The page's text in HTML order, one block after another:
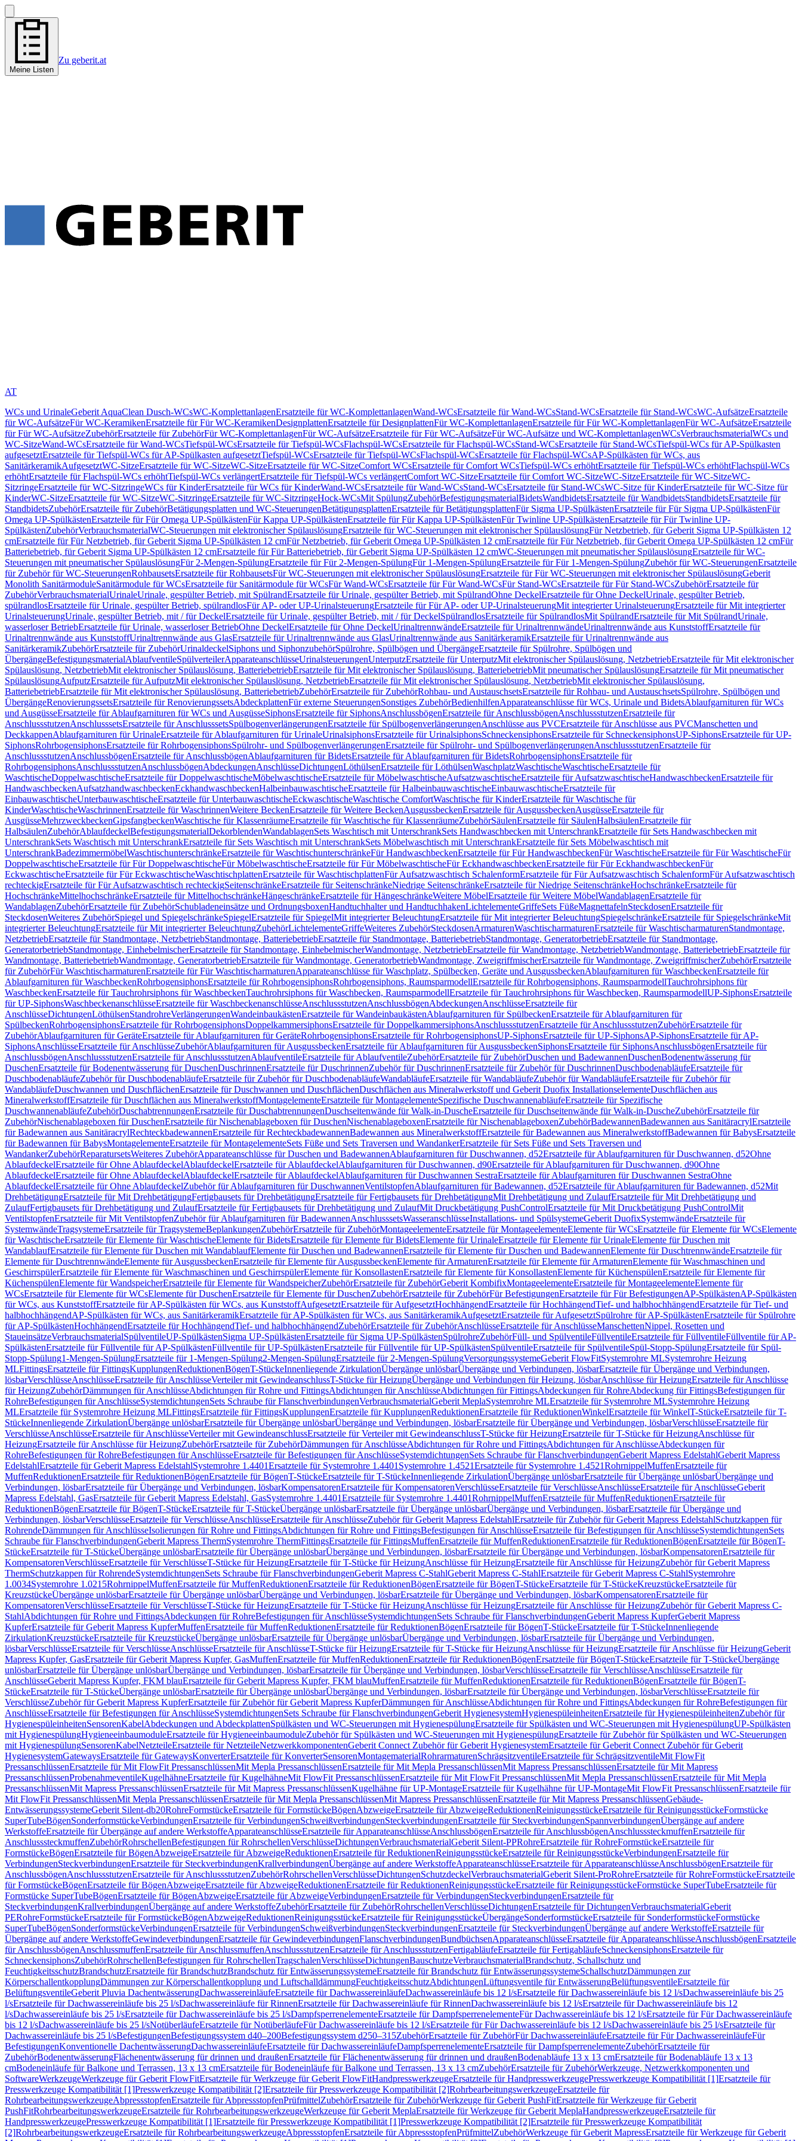
Meine Listen
Zu geberit.at
AT
WCs und UrinaleGeberit AquaClean Dusch-WCsWC-KomplettanlagenErsatzteile für WC-KomplettanlagenWand-WCsErsatzteile für Wand-WCsStand-WCsErsatzteile für Stand-WCsWC-AufsätzeErsatzteile
für WC-AufsätzeFür WC-KeramikenErsatzteile für Für WC-KeramikenDesignplattenErsatzteile für DesignplattenFür WC-KomplettanlagenErsatzteile für Für WC-KomplettanlagenFür WC-AufsätzeErsatzteile
für Für WC-AufsätzeZubehörErsatzteile für ZubehörFür WC-KomplettanlagenFür WC-AufsätzeErsatzteile für Für WC-AufsätzeFür WC-Aufsätze und WC-KomplettanlagenWCsVerbrauchsmaterialWCs und
WC-SitzeWand-WCsErsatzteile für Wand-WCsTiefspül-WCsErsatzteile für Tiefspül-WCsFlachspül-WCsErsatzteile für Flachspül-WCsStand-WCsErsatzteile für Stand-WCsTiefspül-WCs für AP-Spülkasten
aufgesetztErsatzteile für Tiefspül-WCs für AP-Spülkasten aufgesetztTiefspül-WCsErsatzteile für Tiefspül-WCsFlachspül-WCsErsatzteile für Flachspül-WCsAP-Spülkästen für WCs, aus
SanitärkeramikAufgesetztWC-SitzeErsatzteile für WC-SitzeWC-SitzeErsatzteile für WC-SitzeComfort WCsErsatzteile für Comfort WCsTiefspül-WCs erhöhtErsatzteile für Tiefspül-WCs erhöhtFlachspül-WCs
erhöhtErsatzteile für Flachspül-WCs erhöhtTiefspül-WCs verlängertErsatzteile für Tiefspül-WCs verlängertComfort WC-SitzeErsatzteile für Comfort WC-SitzeWC-SitzeErsatzteile für WC-SitzeWC-
SitzringeErsatzteile für WC-SitzringeWCs für KinderErsatzteile für WCs für KinderWand-WCsErsatzteile für Wand-WCsStand-WCsErsatzteile für Stand-WCsWC-Sitze für KinderErsatzteile für WC-Sitze für
KinderWC-SitzeErsatzteile für WC-SitzeWC-SitzringeErsatzteile für WC-SitzringeHock-WCsMit SpülungZubehörBefestigungsmaterialBidetsWandbidetsErsatzteile für WandbidetsStandbidetsErsatzteile für
StandbidetsZubehörErsatzteile für ZubehörBetätigungsplatten und WC-SteuerungenBetätigungsplattenErsatzteile für BetätigungsplattenFür Sigma UP-SpülkästenErsatzteile für Für Sigma UP-SpülkästenFür
Omega UP-SpülkästenErsatzteile für Für Omega UP-SpülkästenFür Kappa UP-SpülkästenErsatzteile für Für Kappa UP-SpülkästenFür Twinline UP-SpülkästenErsatzteile für Für Twinline UP-
SpülkästenZubehörVerbrauchsmaterialWC-Steuerungen mit elektronischer SpülauslösungErsatzteile für WC-Steuerungen mit elektronischer SpülauslösungFür Netzbetrieb, für Geberit Sigma UP-Spülkästen 12
cmErsatzteile für Für Netzbetrieb, für Geberit Sigma UP-Spülkästen 12 cmFür Netzbetrieb, für Geberit Omega UP-Spülkästen 12 cmErsatzteile für Für Netzbetrieb, für Geberit Omega UP-Spülkästen 12 cmFür
Batteriebetrieb, für Geberit Sigma UP-Spülkästen 12 cmErsatzteile für Für Batteriebetrieb, für Geberit Sigma UP-Spülkästen 12 cmWC-Steuerungen mit pneumatischer SpülauslösungErsatzteile für WC-
Steuerungen mit pneumatischer SpülauslösungFür 2-Mengen-SpülungErsatzteile für Für 2-Mengen-SpülungFür 1-Mengen-SpülungErsatzteile für Für 1-Mengen-SpülungZubehör für WC-SteuerungenErsatzteile
für Zubehör für WC-SteuerungenRohbausetsErsatzteile für RohbausetsFür WC-Steuerungen mit elektronischer SpülauslösungErsatzteile für Für WC-Steuerungen mit elektronischer SpülauslösungGeberit
Monolith SanitärmoduleSanitärmodule für WCsErsatzteile für Sanitärmodule für WCsFür Wand-WCsErsatzteile für Für Wand-WCsFür Stand-WCsErsatzteile für Für Stand-WCsZubehörErsatzteile für
ZubehörVerbrauchsmaterialUrinaleUrinale, gespülter Betrieb, mit SpülrandErsatzteile für Urinale, gespülter Betrieb, mit SpülrandOhne DeckelErsatzteile für Ohne DeckelUrinale, gespülter Betrieb,
spülrandlosErsatzteile für Urinale, gespülter Betrieb, spülrandlosFür AP- oder UP-UrinalsteuerungErsatzteile für Für AP- oder UP-UrinalsteuerungMit integrierter UrinalsteuerungErsatzteile für Mit integrierter
UrinalsteuerungUrinale, gespülter Betrieb, mit / für DeckelErsatzteile für Urinale, gespülter Betrieb, mit / für DeckelSpülrandlosErsatzteile für SpülrandlosMit SpülrandErsatzteile für Mit SpülrandUrinale,
wasserloser BetriebErsatzteile für Urinale, wasserloser BetriebOhne DeckelErsatzteile für Ohne DeckelUrinaltrennwändeErsatzteile für UrinaltrennwändeUrinaltrennwände aus KunststoffErsatzteile für
Urinaltrennwände aus KunststoffUrinaltrennwände aus GlasErsatzteile für Urinaltrennwände aus GlasUrinaltrennwände aus SanitärkeramikErsatzteile für Urinaltrennwände aus
SanitärkeramikZubehörErsatzteile für ZubehörUrinaldeckelSiphons und SiphonzubehörSpülrohre, Spülbögen und ÜbergängeErsatzteile für Spülrohre, Spülbögen und
ÜbergängeBefestigungsmaterialAblaufventileSpülverteilerApparateanschlüsseUrinalsteuerungenUnterputzErsatzteile für UnterputzMit elektronischer Spülauslösung, NetzbetriebErsatzteile für Mit elektronischer
Spülauslösung, NetzbetriebMit elektronischer Spülauslösung, BatteriebetriebErsatzteile für Mit elektronischer Spülauslösung, BatteriebetriebMit pneumatischer SpülauslösungErsatzteile für Mit pneumatischer
SpülauslösungAufputzErsatzteile für AufputzMit elektronischer Spülauslösung, NetzbetriebErsatzteile für Mit elektronischer Spülauslösung, NetzbetriebMit elektronischer Spülauslösung,
BatteriebetriebErsatzteile für Mit elektronischer Spülauslösung, BatteriebetriebZubehörErsatzteile für ZubehörRohbau- und AustauschsetsErsatzteile für Rohbau- und AustauschsetsSpülrohre, Spülbögen und
ÜbergängeRenovierungssetsErsatzteile für RenovierungssetsAbdeckplattenFür externe SteuerungenSonstiges ZubehörBedienhilfenApparateanschlüsse für WCs, Urinale und BidetsAblaufgarnituren für WCs
und AusgüsseErsatzteile für Ablaufgarnituren für WCs und AusgüsseSiphonsErsatzteile für SiphonsAnschlussbögenErsatzteile für AnschlussbögenAnschlussstutzenErsatzteile für
AnschlussstutzenAnschlusssetsErsatzteile für AnschlusssetsSpülbogenverlängerungenErsatzteile für SpülbogenverlängerungenAnschlüsse aus PVCErsatzteile für Anschlüsse aus PVCManschetten und
DeckkappenAblaufgarnituren für UrinaleErsatzteile für Ablaufgarnituren für UrinaleUrinalsiphonsErsatzteile für UrinalsiphonsSchneckensiphonsErsatzteile für SchneckensiphonsUP-SiphonsErsatzteile für UP-
SiphonsRohrbogensiphonsErsatzteile für RohrbogensiphonsSpülrohr- und SpülbogenverlängerungenErsatzteile für Spülrohr- und SpülbogenverlängerungenAnschlussstutzenErsatzteile für
AnschlussstutzenAnschlussbögenErsatzteile für AnschlussbögenAblaufgarnituren für BidetsErsatzteile für Ablaufgarnituren für BidetsRohrbogensiphonsErsatzteile für
RohrbogensiphonsAnschlussstutzenAnschlussbögenAbdeckungenAnschlüsseDichtungenLöthülsenErsatzteile für LöthülsenWaschplatzWaschtischeWaschtischeErsatzteile für
WaschtischeDoppelwaschtischeErsatzteile für DoppelwaschtischeMöbelwaschtischeErsatzteile für MöbelwaschtischeAufsatzwaschtischeErsatzteile für AufsatzwaschtischeHandwaschbeckenErsatzteile für
HandwaschbeckenAufsatzhandwaschbeckenEckhandwaschbeckenHalbeinbauwaschtischeErsatzteile für HalbeinbauwaschtischeEinbauwaschtischeErsatzteile für
EinbauwaschtischeUnterbauwaschtischeErsatzteile für UnterbauwaschtischeEckwaschtischeWaschtische ComfortWaschtische für KinderErsatzteile für Waschtische für
KinderWaschtischeWaschrinnenErsatzteile für WaschrinnenWeitere BeckenErsatzteile für Weitere BeckenAusgussbeckenErsatzteile für AusgussbeckenAusgüsseErsatzteile für
AusgüsseMehrzweckbeckenGipsfangbeckenWaschtische für KlassenräumeErsatzteile für Waschtische für KlassenräumeZubehörSäulenErsatzteile für SäulenHalbsäulenErsatzteile für
HalbsäulenZubehörAblaufdeckelBefestigungsmaterialDekorblendenWandablagenSets Waschtisch mit UnterschrankSets Handwaschbecken mit UnterschrankErsatzteile für Sets Handwaschbecken mit
UnterschrankSets Waschtisch mit UnterschrankErsatzteile für Sets Waschtisch mit UnterschrankSets Möbelwaschtisch mit UnterschrankErsatzteile für Sets Möbelwaschtisch mit
UnterschrankBadezimmermöbelWaschtischunterschränkeErsatzteile für WaschtischunterschränkeFür HandwaschbeckenErsatzteile für Für HandwaschbeckenFür WaschtischeErsatzteile für Für WaschtischeFür
DoppelwaschtischeErsatzteile für Für DoppelwaschtischeFür MöbelwaschtischeErsatzteile für Für MöbelwaschtischeFür EckhandwaschbeckenErsatzteile für Für EckhandwaschbeckenFür
EckwaschtischeErsatzteile für Für EckwaschtischeWaschtischplattenErsatzteile für WaschtischplattenFür Aufsatzwaschtisch SchalenformErsatzteile für Für Aufsatzwaschtisch SchalenformFür Aufsatzwaschtisch
rechteckigErsatzteile für Für Aufsatzwaschtisch rechteckigSeitenschränkeErsatzteile für SeitenschränkeNiedrige SeitenschränkeErsatzteile für Niedrige SeitenschränkeHochschränkeErsatzteile für
HochschränkeMittelhochschränkeErsatzteile für MittelhochschränkeHängeschränkeErsatzteile für HängeschränkeWeitere MöbelErsatzteile für Weitere MöbelWandablagenErsatzteile für
WandablagenZubehörErsatzteile für ZubehörSchubladeneinsätze und OrdnungsboxenHandtuchhalter und HandtuchhakenLichtelementeGriffeSets FüßeMagnettafelnSteckdosenErsatzteile für
SteckdosenWeiteres ZubehörSpiegel und SpiegelschränkeSpiegelErsatzteile für SpiegelMit integrierter BeleuchtungErsatzteile für Mit integrierter BeleuchtungSpiegelschränkeErsatzteile für SpiegelschränkeMit
integrierter BeleuchtungErsatzteile für Mit integrierter BeleuchtungZubehörLichtelementeGriffeWeiteres ZubehörSteckdosenArmaturenWaschtischarmaturenErsatzteile für WaschtischarmaturenStandmontage,
NetzbetriebErsatzteile für Standmontage, NetzbetriebStandmontage, BatteriebetriebErsatzteile für Standmontage, BatteriebetriebStandmontage, GeneratorbetriebErsatzteile für Standmontage,
GeneratorbetriebStandmontage, EinhebelmischerErsatzteile für Standmontage, EinhebelmischerWandmontage, NetzbetriebErsatzteile für Wandmontage, NetzbetriebWandmontage, BatteriebetriebErsatzteile für
Wandmontage, BatteriebetriebWandmontage, GeneratorbetriebErsatzteile für Wandmontage, GeneratorbetriebWandmontage, ZweigriffmischerErsatzteile für Wandmontage, ZweigriffmischerZubehörErsatzteile
für ZubehörFür WaschtischarmaturenErsatzteile für Für WaschtischarmaturenApparateanschlüsse für Waschplatz, Spülbecken, Geräte und AusgussbeckenAblaufgarnituren für WaschbeckenErsatzteile für
Ablaufgarnituren für WaschbeckenRohrbogensiphonsErsatzteile für RohrbogensiphonsRohrbogensiphons, RaumsparmodellErsatzteile für Rohrbogensiphons, RaumsparmodellTauchrohrsiphons für
WaschbeckenErsatzteile für Tauchrohrsiphons für WaschbeckenTauchrohrsiphons für Waschbecken, RaumsparmodellErsatzteile für Tauchrohrsiphons für Waschbecken, RaumsparmodellUP-SiphonsErsatzteile
für UP-SiphonsWaschbeckenanschlüsseErsatzteile für WaschbeckenanschlüsseAnschlussstutzenAnschlussbögenAbdeckungenAnschlüsseErsatzteile für
AnschlüsseDichtungenLöthülsenStandrohreVerlängerungenWandeinbaukästenErsatzteile für WandeinbaukästenAblaufgarnituren für SpülbeckenErsatzteile für Ablaufgarnituren für
SpülbeckenRohrbogensiphonsErsatzteile für RohrbogensiphonsDoppelkammersiphonsErsatzteile für DoppelkammersiphonsAnschlussstutzenErsatzteile für AnschlussstutzenZubehörErsatzteile für
ZubehörAblaufgarnituren für GeräteErsatzteile für Ablaufgarnituren für GeräteRohrbogensiphonsErsatzteile für RohrbogensiphonsUP-SiphonsErsatzteile für UP-SiphonsAP-SiphonsErsatzteile für AP-
SiphonsAnschlüsseErsatzteile für AnschlüsseZubehörAblaufgarnituren für AusgussbeckenErsatzteile für Ablaufgarnituren für AusgussbeckenSiphonsErsatzteile für SiphonsAnschlussbögenErsatzteile für
AnschlussbögenAnschlussstutzenErsatzteile für AnschlussstutzenAblaufventileErsatzteile für AblaufventileZubehörErsatzteile für ZubehörDuschen und BadewannenDuschenBodenentwässerung für
DuschenErsatzteile für Bodenentwässerung für DuschenDuschrinnenErsatzteile für DuschrinnenZubehör für DuschrinnenErsatzteile für Zubehör für DuschrinnenDuschbodenabläufeErsatzteile für
DuschbodenabläufeZubehör für DuschbodenabläufeErsatzteile für Zubehör für DuschbodenabläufeWandabläufeErsatzteile für WandabläufeZubehör für WandabläufeErsatzteile für Zubehör für
WandabläufeDuschwannen und DuschflächenErsatzteile für Duschwannen und DuschflächenDuschflächen aus Mineralwerkstoff und Geberit Duofix InstallationselementeDuschflächen aus
MineralwerkstoffErsatzteile für Duschflächen aus MineralwerkstoffMontagelementeErsatzteile für MontagelementeSpezifische DuschwannenabläufeErsatzteile für Spezifische
DuschwannenabläufeZubehörDuschabtrennungenErsatzteile für DuschabtrennungenDuschseitenwände für Walk-in-DuscheErsatzteile für Duschseitenwände für Walk-in-DuscheZubehörErsatzteile für
ZubehörNischenablageboxen für DuschenErsatzteile für Nischenablageboxen für DuschenNischenablageboxenErsatzteile für NischenablageboxenZubehörBadewannenBadewannen aus SanitäracrylErsatzteile
für Badewannen aus SanitäracrylRechteckbadewannenErsatzteile für RechteckbadewannenBadewannen aus MineralwerkstoffErsatzteile für Badewannen aus MineralwerkstoffBadewannen für BabysErsatzteile
für Badewannen für BabysMontagelementeErsatzteile für MontagelementeSets Füße und Sets Traversen und WandankerErsatzteile für Sets Füße und Sets Traversen und
WandankerZubehörReparatursetsWeiteres ZubehörApparateanschlüsse für Duschen und BadewannenAblaufgarnituren für Duschwannen, d52Ersatzteile für Ablaufgarnituren für Duschwannen, d52Ohne
AblaufdeckelErsatzteile für Ohne AblaufdeckelAblaufdeckelErsatzteile für AblaufdeckelAblaufgarnituren für Duschwannen, d90Ersatzteile für Ablaufgarnituren für Duschwannen, d90Ohne
AblaufdeckelErsatzteile für Ohne AblaufdeckelAblaufdeckelErsatzteile für AblaufdeckelAblaufgarnituren für Duschwannen SestraErsatzteile für Ablaufgarnituren für Duschwannen SestraOhne
AblaufdeckelErsatzteile für Ohne AblaufdeckelZubehör für Ablaufgarnituren für DuschwannenVentilstopfenAblaufgarnituren für Badewannen, d52Ersatzteile für Ablaufgarnituren für Badewannen, d52Mit
DrehbetätigungErsatzteile für Mit DrehbetätigungFertigbausets für DrehbetätigungErsatzteile für Fertigbausets für DrehbetätigungMit Drehbetätigung und ZulaufErsatzteile für Mit Drehbetätigung und
ZulaufFertigbausets für Drehbetätigung und ZulaufErsatzteile für Fertigbausets für Drehbetätigung und ZulaufMit Druckbetätigung PushControlErsatzteile für Mit Druckbetätigung PushControlMit
VentilstopfenErsatzteile für Mit VentilstopfenZubehör für Ablaufgarnituren für BadewannenAnschlusssetsWasseranschlüsseInstallations- und SpülsystemeGeberit DuofixSystemwändeErsatzteile für
SystemwändeTragsystemeErsatzteile für TragsystemeBeplankungenZubehörErsatzteile für ZubehörMontageelementeErsatzteile für MontageelementeElemente für WCsErsatzteile für Elemente für WCsElemente
für WaschtischeErsatzteile für Elemente für WaschtischeElemente für BidetsErsatzteile für Elemente für BidetsElemente für UrinaleErsatzteile für Elemente für UrinaleElemente für Duschen mit
WandablaufErsatzteile für Elemente für Duschen mit WandablaufElemente für Duschen und BadewannenErsatzteile für Elemente für Duschen und BadewannenElemente für DuschtrennwändeErsatzteile für
Elemente für DuschtrennwändeElemente für AusgussbeckenErsatzteile für Elemente für AusgussbeckenElemente für ArmaturenErsatzteile für Elemente für ArmaturenElemente für Waschmaschinen und
GeschirrspülerErsatzteile für Elemente für Waschmaschinen und GeschirrspülerElemente für KonsollastenErsatzteile für Elemente für KonsollastenElemente für KüchenspülenErsatzteile für Elemente für
KüchenspülenElemente für WandspeicherErsatzteile für Elemente für WandspeicherZubehörErsatzteile für ZubehörGeberit KombifixMontageelementeErsatzteile für MontageelementeElemente für
WCsErsatzteile für Elemente für WCsElemente für DuschenErsatzteile für Elemente für DuschenZubehörErsatzteile für ZubehörFür BefestigungenErsatzteile für Für BefestigungenAP-SpülkästenAP-Spülkästen
für WCs, aus KunststoffErsatzteile für AP-Spülkästen für WCs, aus KunststoffAufgesetztErsatzteile für AufgesetztHochhängendErsatzteile für HochhängendTief- und halbhochhängendErsatzteile für Tief- und
halbhochhängendAP-Spülkästen für WCs, aus SanitärkeramikErsatzteile für AP-Spülkästen für WCs, aus SanitärkeramikAufgesetztErsatzteile für AufgesetztSpülrohre für AP-SpülkästenErsatzteile für Spülrohre
für AP-SpülkästenHochhängendErsatzteile für HochhängendTief- und halbhochhängendZubehörErsatzteile für ZubehörAnschlüsseErsatzteile für AnschlüsseManschettenNippel, Rosetten und
StaueinsätzeVerbrauchsmaterialSpülventileUP-SpülkästenSigma UP-SpülkästenErsatzteile für Sigma UP-SpülkästenSpülrohreZubehörFüll- und SpülventileFüllventileErsatzteile für FüllventileFüllventile für AP-
SpülkästenErsatzteile für Füllventile für AP-SpülkästenFüllventile für UP-SpülkästenErsatzteile für Füllventile für UP-SpülkästenSpülventileErsatzteile für SpülventileSpül-Stopp-SpülungErsatzteile für Spül-
Stopp-Spülung1-Mengen-SpülungErsatzteile für 1-Mengen-Spülung2-Mengen-SpülungErsatzteile für 2-Mengen-SpülungVersorgungssystemeGeberit FlowFitSystemrohre MLSystemrohre Heizung
MLFittingsErsatzteile für FittingsKupplungenReduktionenBögenT-StückeInnenliegende ZirkulationÜbergänge unlösbarÜbergänge und Verbindungen, lösbarErsatzteile für Übergänge und Verbindungen,
lösbarVerschlüsseAnschlüsseErsatzteile für AnschlüsseVerteiler mit GewindeanschlussT-Stücke für HeizungÜbergänge und Verbindungen für Heizung, lösbarAnschlüsse für HeizungErsatzteile für Anschlüsse
für HeizungZubehörDämmungen für AnschlüsseAbdichtungen für Rohre und FittingsAbdichtungen für AnschlüsseAbdichtungen für FittingsAbdeckungen für RohreAbdeckung für FittingsBefestigungen für
RohreBefestigungen für AnschlüsseSystemdichtungenSets Schraube für FlanschverbindungenVerbrauchsmaterialGeberit MeplaSystemrohre MLErsatzteile für Systemrohre MLSystemrohre Heizung
MLErsatzteile für Systemrohre Heizung MLFittingsErsatzteile für FittingsKupplungenErsatzteile für KupplungenReduktionenErsatzteile für ReduktionenWinkelErsatzteile für WinkelT-StückeErsatzteile für T-
StückeInnenliegende ZirkulationÜbergänge unlösbarErsatzteile für Übergänge unlösbarÜbergänge und Verbindungen, lösbarErsatzteile für Übergänge und Verbindungen, lösbarVerschlüsseErsatzteile für
VerschlüsseAnschlüsseErsatzteile für AnschlüsseVerteiler mit GewindeanschlussErsatzteile für Verteiler mit GewindeanschlussT-Stücke für HeizungErsatzteile für T-Stücke für HeizungAnschlüsse für
HeizungErsatzteile für Anschlüsse für HeizungZubehörErsatzteile für ZubehörDämmungen für AnschlüsseAbdichtungen für Rohre und FittingsAbdichtungen für AnschlüsseAbdeckungen für
RohreBefestigungen für RohreBefestigungen für AnschlüsseErsatzteile für Befestigungen für AnschlüsseSystemdichtungenSets Schraube für FlanschverbindungenGeberit Mapress EdelstahlGeberit Mapress
EdelstahlErsatzteile für Geberit Mapress EdelstahlSystemrohre 1.4401Ersatzteile für Systemrohre 1.4401 Systemrohre 1.4521Ersatzteile für Systemrohre 1.4521RohrnippelMuffenErsatzteile für
MuffenReduktionenErsatzteile für ReduktionenBögenErsatzteile für BögenT-StückeErsatzteile für T-StückeInnenliegende ZirkulationÜbergänge unlösbarErsatzteile für Übergänge unlösbarÜbergänge und
Verbindungen, lösbarErsatzteile für Übergänge und Verbindungen, lösbarKompensatorenErsatzteile für KompensatorenVerschlüsseErsatzteile für VerschlüsseAnschlüsseErsatzteile für AnschlüsseGeberit
Mapress Edelstahl, GasErsatzteile für Geberit Mapress Edelstahl, GasSystemrohre 1.4401Ersatzteile für Systemrohre 1.4401RohrnippelMuffenErsatzteile für MuffenReduktionenErsatzteile für
ReduktionenBögenErsatzteile für BögenT-StückeErsatzteile für T-StückeÜbergänge unlösbarErsatzteile für Übergänge unlösbarÜbergänge und Verbindungen, lösbarErsatzteile für Übergänge und
Verbindungen, lösbarVerschlüsseErsatzteile für VerschlüsseAnschlüsseErsatzteile für AnschlüsseZubehör für Geberit Mapress EdelstahlErsatzteile für Zubehör für Geberit Mapress EdelstahlSchutzkappen für
RohrendeDämmungen für AnschlüsseIsolierungen für Rohre und FittingsAbdichtungen für Rohre und FittingsBefestigungen für AnschlüsseErsatzteile für Befestigungen für AnschlüsseSystemdichtungenSets
Schraube für FlanschverbindungenGeberit Mapress ThermSystemrohre ThermFittingsErsatzteile für FittingsMuffenErsatzteile für MuffenReduktionenErsatzteile für ReduktionenBögenErsatzteile für BögenT-
StückeErsatzteile für T-StückeÜbergänge unlösbarErsatzteile für Übergänge unlösbarÜbergänge und Verbindungen, lösbarErsatzteile für Übergänge und Verbindungen, lösbarKompensatorenErsatzteile für
KompensatorenVerschlüsseErsatzteile für VerschlüsseT-Stücke für HeizungErsatzteile für T-Stücke für HeizungAnschlüsse für HeizungErsatzteile für Anschlüsse für HeizungZubehör für Geberit Mapress
ThermSchutzkappen für RohrendeSystemdichtungenSets Schraube für FlanschverbindungenGeberit Mapress C-StahlGeberit Mapress C-StahlErsatzteile für Geberit Mapress C-StahlSystemrohre
1.0034Systemrohre 1.0215RohrnippelMuffenErsatzteile für MuffenReduktionenErsatzteile für ReduktionenBögenErsatzteile für BögenT-StückeErsatzteile für T-StückeKreuzstückeErsatzteile für
KreuzstückeÜbergänge unlösbarErsatzteile für Übergänge unlösbarÜbergänge und Verbindungen, lösbarErsatzteile für Übergänge und Verbindungen, lösbarKompensatorenErsatzteile für
KompensatorenVerschlüsseErsatzteile für VerschlüsseT-Stücke für HeizungErsatzteile für T-Stücke für HeizungAnschlüsse für HeizungErsatzteile für Anschlüsse für HeizungZubehör für Geberit Mapress C-
StahlAbdichtungen für Rohre und FittingsAbdeckungen für RohreBefestigungen für AnschlüsseSystemdichtungenSets Schraube für FlanschverbindungenGeberit Mapress KupferGeberit Mapress
KupferErsatzteile für Geberit Mapress KupferMuffenErsatzteile für MuffenReduktionenErsatzteile für ReduktionenBögenErsatzteile für BögenT-StückeErsatzteile für T-StückeInnenliegende
ZirkulationKreuzstückeErsatzteile für KreuzstückeÜbergänge unlösbarErsatzteile für Übergänge unlösbarÜbergänge und Verbindungen, lösbarErsatzteile für Übergänge und Verbindungen,
lösbarVerschlüsseErsatzteile für VerschlüsseAnschlüsseErsatzteile für AnschlüsseT-Stücke für HeizungErsatzteile für T-Stücke für HeizungAnschlüsse für HeizungErsatzteile für Anschlüsse für HeizungGeberit
Mapress Kupfer, GasErsatzteile für Geberit Mapress Kupfer, GasMuffenErsatzteile für MuffenReduktionenErsatzteile für ReduktionenBögenErsatzteile für BögenT-StückeErsatzteile für T-StückeÜbergänge
unlösbarErsatzteile für Übergänge unlösbarÜbergänge und Verbindungen, lösbarErsatzteile für Übergänge und Verbindungen, lösbarVerschlüsseErsatzteile für VerschlüsseAnschlüsseErsatzteile für
AnschlüsseGeberit Mapress Kupfer, FKM blauErsatzteile für Geberit Mapress Kupfer, FKM blauMuffenErsatzteile für MuffenReduktionenErsatzteile für ReduktionenBögenErsatzteile für BögenT-
StückeErsatzteile für T-StückeÜbergänge unlösbarErsatzteile für Übergänge unlösbarÜbergänge und Verbindungen, lösbarErsatzteile für Übergänge und Verbindungen, lösbarVerschlüsseErsatzteile für
VerschlüsseZubehör für Geberit Mapress KupferErsatzteile für Zubehör für Geberit Mapress KupferDämmungen für AnschlüsseAbdichtungen für Rohre und FittingsAbdeckungen für RohreBefestigungen für
AnschlüsseErsatzteile für Befestigungen für AnschlüsseSystemdichtungenSets Schraube für FlanschverbindungenGeberit HygienesystemHygienespüleinheitenErsatzteile für HygienespüleinheitenZubehör für
HygienespüleinheitenSensorenKabelAbdeckungen und AbdeckplattenSpülkästen und WC-Steuerungen mit HygienespülungErsatzteile für Spülkästen und WC-Steuerungen mit HygienespülungUP-Spülkästen
mit HygienespülungHygieneeinbaumoduleErsatzteile für HygieneeinbaumoduleZubehör für Spülkästen und WC-Steuerungen mit HygienespülungErsatzteile für Zubehör für Spülkästen und WC-Steuerungen
mit HygienespülungSensorenKabelNetzteileErsatzteile für NetzteileNetzwerkkomponentenGeberit Connect Zubehör für Geberit HygienesystemErsatzteile für Geberit Connect Zubehör für Geberit
HygienesystemGatewaysErsatzteile für GatewaysKonverterErsatzteile für KonverterSensorenMontagematerialRohrarmaturenSchrägsitzventileErsatzteile für SchrägsitzventileMit FlowFit
PressanschlüssenErsatzteile für Mit FlowFit PressanschlüssenMit Mepla PressanschlüssenErsatzteile für Mit Mepla PressanschlüssenMit Mapress PressanschlüssenErsatzteile für Mit Mapress
PressanschlüssenProbenahmeventileKugelhähneErsatzteile für KugelhähneMit FlowFit PressanschlüssenErsatzteile für Mit FlowFit PressanschlüssenMit Mepla PressanschlüssenErsatzteile für Mit Mepla
PressanschlüssenMit Mapress PressanschlüssenErsatzteile für Mit Mapress PressanschlüssenKugelhähne für UP-MontageErsatzteile für Kugelhähne für UP-MontageMit FlowFit PressanschlüssenErsatzteile für
Mit FlowFit PressanschlüssenMit Mepla PressanschlüssenErsatzteile für Mit Mepla PressanschlüssenMit Mapress PressanschlüssenErsatzteile für Mit Mapress PressanschlüssenGebäude-
EntwässerungssystemeGeberit Silent-db20RohreFormstückeErsatzteile für FormstückeBögenAbzweigeErsatzteile für AbzweigeReduktionenReinigungsstückeErsatzteile für ReinigungsstückeFormstücke
SuperTubeBögenSonderformstückeVerbindungenErsatzteile für VerbindungenSchweißverbindungenSteckverbindungenErsatzteile für SteckverbindungenSpannverbindungenÜbergänge auf andere
WerkstoffeErsatzteile für Übergänge auf andere WerkstoffeApparateanschlüsseErsatzteile für ApparateanschlüsseAnschlussbögenErsatzteile für AnschlussbögenAnschlusssteckmuffenErsatzteile für
AnschlusssteckmuffenZubehörRohrschellenBefestigungen für RohrschellenVerschlüsseDichtungenVerbrauchsmaterialGeberit Silent-PPRohreErsatzteile für RohreFormstückeErsatzteile für
FormstückeBögenErsatzteile für BögenAbzweigeErsatzteile für AbzweigeReduktionenErsatzteile für ReduktionenReinigungsstückeErsatzteile für ReinigungsstückeVerbindungenErsatzteile für
VerbindungenSteckverbindungenErsatzteile für SteckverbindungenKrallverbindungenÜbergänge auf andere WerkstoffeApparateanschlüsseErsatzteile für ApparateanschlüsseAnschlussbögenErsatzteile für
AnschlussbögenAnschlussstutzenErsatzteile für AnschlussstutzenZubehörRohrschellenVerschlüsseDichtungenSchutzdeckelVerbrauchsmaterialGeberit Silent-ProRohreErsatzteile für RohreFormstückeErsatzteile
für FormstückeBögenErsatzteile für BögenAbzweigeErsatzteile für AbzweigeReduktionenErsatzteile für ReduktionenReinigungsstückeErsatzteile für ReinigungsstückeFormstücke SuperTubeErsatzteile für
Formstücke SuperTubeBögenErsatzteile für BögenAbzweigeErsatzteile für AbzweigeVerbindungenErsatzteile für VerbindungenSteckverbindungenErsatzteile für
SteckverbindungenKrallverbindungenÜbergänge auf andere WerkstoffeZubehörErsatzteile für ZubehörRohrschellenVerschlüsseDichtungenErsatzteile für DichtungenVerbrauchsmaterialGeberit
PERohreFormstückeErsatzteile für FormstückeBögenAbzweigeReduktionenReinigungsstückeErsatzteile für ReinigungsstückeÜbergängeSonderformstückeErsatzteile für SonderformstückeFormstücke
SuperTubeBögenSonderformstückeVerbindungenErsatzteile für VerbindungenSchweißverbindungenSteckverbindungenErsatzteile für SteckverbindungenÜbergänge auf andere WerkstoffeErsatzteile für
Übergänge auf andere WerkstoffeGewindeverbindungenErsatzteile für GewindeverbindungenFlanschverbindungenBundbüchsenApparateanschlüsseErsatzteile für ApparateanschlüsseAnschlussbögenErsatzteile
für AnschlussbögenAnschlussmuffenErsatzteile für AnschlussmuffenAnschlussstutzenErsatzteile für AnschlussstutzenFertigabläufeErsatzteile für FertigabläufeSchneckensiphonsErsatzteile für
SchneckensiphonsZubehörRohrschellenBefestigungen für RohrschellenTragschalenVerschlüsseDichtungenBauschutzeVerbrauchsmaterialBrandschutz, Schallschutz und
FeuchtigkeitsschutzBrandschutzErsatzteile für BrandschutzBrandschutz für EntwässerungssystemeErsatzteile für Brandschutz für EntwässerungssystemeSchallschutzDämmungen zur
KörperschallentkopplungDämmungen zur Körperschallentkopplung und LuftschalldämmungFeuchtigkeitsschutzAbdichtungenLüftungsventile für EntwässerungBelüftungsventileErsatzteile für
BelüftungsventileGeberit Pluvia DachentwässerungDachwassereinläufeErsatzteile für DachwassereinläufeDachwassereinläufe bis 12 l/sErsatzteile für Dachwassereinläufe bis 12 l/sDachwassereinläufe bis 25
l/sErsatzteile für Dachwassereinläufe bis 25 l/sDachwassereinläufe für RinnenErsatzteile für Dachwassereinläufe für RinnenDachwassereinläufe bis 12 l/sErsatzteile für Dachwassereinläufe bis 12
l/sDachwassereinläufe bis 25 l/sErsatzteile für Dachwassereinläufe bis 25 l/sDampfsperrenelementeErsatzteile für DampfsperrenelementeFür Dachwassereinläufe bis 12 l/sErsatzteile für Für Dachwassereinläufe
bis 12 l/sDachwassereinläufe bis 25 l/sNotüberläufeErsatzteile für NotüberläufeFür Dachwassereinläufe bis 12 l/sErsatzteile für Für Dachwassereinläufe bis 12 l/sDachwassereinläufe bis 25 l/sErsatzteile für
Dachwassereinläufe bis 25 l/sBefestigungenBefestigungssystem d40–200Befestigungssystem d250–315ZubehörErsatzteile für ZubehörFür DachwassereinläufeErsatzteile für Für DachwassereinläufeFür
BefestigungenKonventionelle DachentwässerungDachwassereinläufeErsatzteile für DachwassereinläufeDampfsperrenelementeErsatzteile für DampfsperrenelementeZubehörErsatzteile für
ZubehörBodenentwässerungFlächenentwässerung für drinnen und draußenErsatzteile für Flächenentwässerung für drinnen und draußenBodenabläufe 13 x 13 cmErsatzteile für Bodenabläufe 13 x 13
cmBodeneinläufe für Balkone und Terrassen, 13 x 13 cmErsatzteile für Bodeneinläufe für Balkone und Terrassen, 13 x 13 cmZubehörErsatzteile für ZubehörWerkzeuge, Netzwerkkomponenten und
SoftwareWerkzeugeWerkzeuge für Geberit FlowFitErsatzteile für Werkzeuge für Geberit FlowFitHandpresswerkzeugeErsatzteile für HandpresswerkzeugePresswerkzeuge Kompatibilität [1]Ersatzteile für
Presswerkzeuge Kompatibilität [1]Presswerkzeuge Kompatibilität [2]Ersatzteile für Presswerkzeuge Kompatibilität [2]RohrbearbeitungswerkzeugeErsatzteile für
RohrbearbeitungswerkzeugeAbpressstopfenErsatzteile für AbpressstopfenPrüfmittelZubehörErsatzteile für ZubehörWerkzeuge für Geberit PushFitErsatzteile für Werkzeuge für Geberit
PushFitRohrbearbeitungswerkzeugeErsatzteile für RohrbearbeitungswerkzeugeWerkzeuge für Geberit MeplaErsatzteile für Werkzeuge für Geberit MeplaHandpresswerkzeugeErsatzteile für
HandpresswerkzeugePresswerkzeuge Kompatibilität [1]Ersatzteile für Presswerkzeuge Kompatibilität [1]Presswerkzeuge Kompatibilität [2]Ersatzteile für Presswerkzeuge Kompatibilität
[2]RohrbearbeitungswerkzeugeErsatzteile für RohrbearbeitungswerkzeugeAbpressstopfenErsatzteile für AbpressstopfenPrüfmittelZubehörWerkzeuge für Geberit MapressErsatzteile für Werkzeuge für Geberit